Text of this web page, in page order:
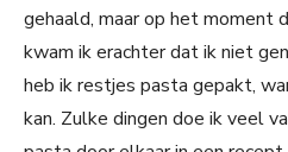
gehaald, maar op het moment
kwam ik erachter dat ik niet
heb ik restjes pasta gepakt,
kan. Zulke dingen doe ik veel